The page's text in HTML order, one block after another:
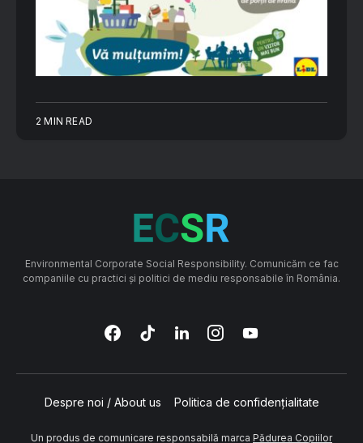
2 MIN READ
Environmental Corporate Social Responsibility. Comunicăm ce fac
companiile cu practici și politici de mediu responsabile în România.
Despre noi / About us Politica de confidențialitate
Un produs de comunicare responsabilă marca Pădurea Copiilor